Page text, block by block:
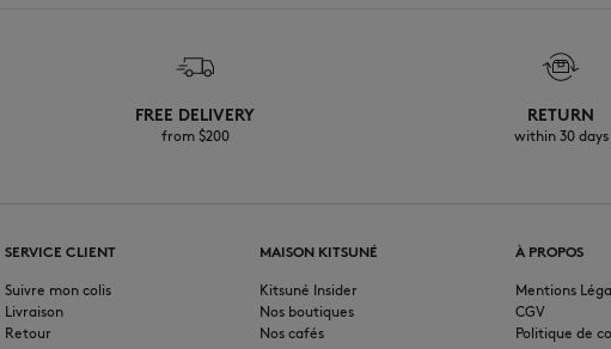
FREE DELIVERY
from $200
RETURN
within 30 days
SERVICE CLIENT
Suivre mon colis
Livraison
Retour
MAISON KITSUNÉ
Kitsuné Insider
Nos boutiques
Nos cafés
À PROPOS
Mentions
CGV
Politique de